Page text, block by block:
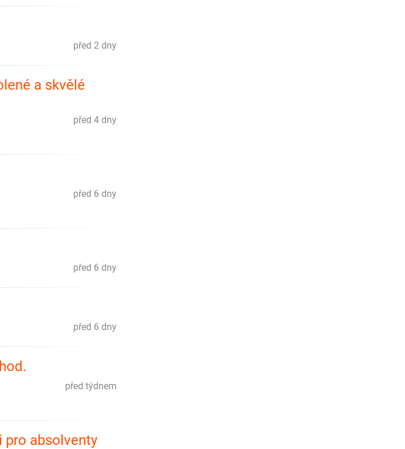
před 2 dny
a skvělé
před 4 dny
před 6 dny
před 6 dny
před 6 dny
před týdnem
pro absolventy